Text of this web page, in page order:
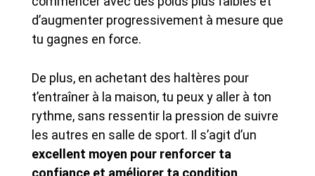
d’augmenter progressivement à mesure que
tu gagnes en force.
De plus, en achetant des haltères pour
t’entraîner à la maison, tu peux y aller à ton
rythme, sans ressentir la pression de suivre
les autres en salle de sport. Il s’agit d’un
excellent moyen pour renforcer ta